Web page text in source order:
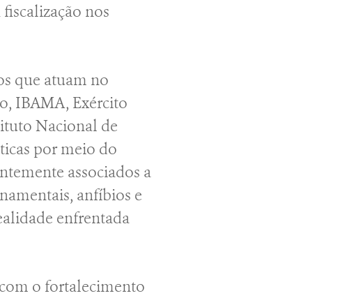
fiscalização nos
que atuam no
IBAMA, Exército
Nacional de
por meio do
associados a
anfíbios e
enfrentada
o fortalecimento